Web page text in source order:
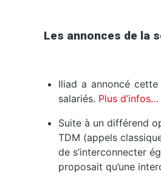
Les annonces de la
Iliad a annoncé cette
salariés. Plus d’infos…
Suite à un différend
TDM (appels
de s’interconnecter
proposait qu’une